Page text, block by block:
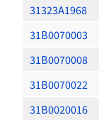
31323A1968
31B0070003
31B0070008
31B0070022
31B0020016